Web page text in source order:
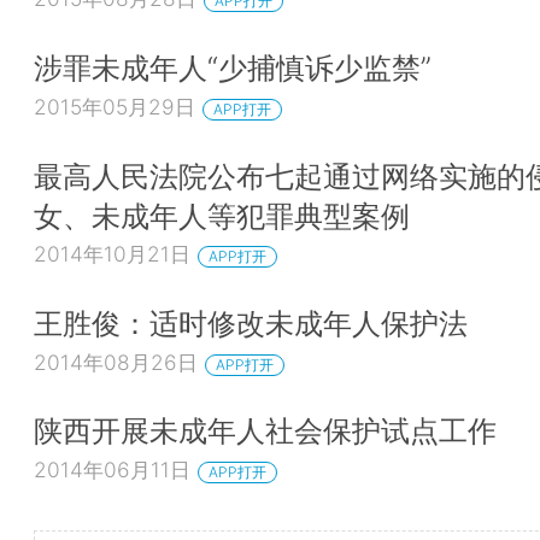
涉罪未成年人“少捕慎诉少监禁”
2015年05月29日 APP打开
最高人民法院公布七起通过网络实施的
女、未成年人等犯罪典型案例
2014年10月21日 APP打开
王胜俊：适时修改未成年人保护法
2014年08月26日 APP打开
陕西开展未成年人社会保护试点工作
2014年06月11日 APP打开